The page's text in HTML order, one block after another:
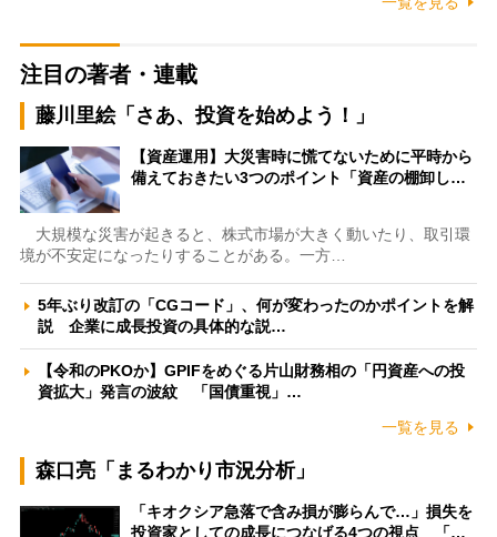
注目の著者・連載
藤川里絵「さあ、投資を始めよう！」
【資産運用】大災害時に慌てないために平時から
備えておきたい3つのポイント「資産の棚卸し…
大規模な災害が起きると、株式市場が大きく動いたり、取引環
境が不安定になったりすることがある。一方…
5年ぶり改訂の「CGコード」、何が変わったのかポイントを解
説 企業に成長投資の具体的な説…
【令和のPKOか】GPIFをめぐる片山財務相の「円資産への投
資拡大」発言の波紋 「国債重視」…
一覧を見る
森口亮「まるわかり市況分析」
「キオクシア急落で含み損が膨らんで…」損失を
投資家としての成長につなげる4つの視点 「…